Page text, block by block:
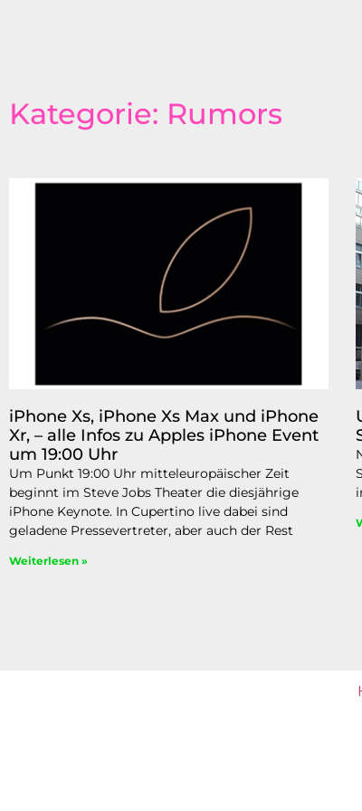
Kategorie: Rumors
iPhone Xs, iPhone Xs Max und iPhone
Xr, – alle Infos zu Apples iPhone Event
um 19:00 Uhr
Um Punkt 19:00 Uhr mitteleuropäischer Zeit
beginnt im Steve Jobs Theater die diesjährige
iPhone Keynote. In Cupertino live dabei sind
geladene Pressevertreter, aber auch der Rest
Weiterlesen »